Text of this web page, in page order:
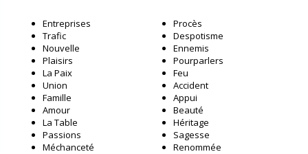
Entreprises
Trafic
Nouvelle
Plaisirs
La Paix
Union
Famille
Amour
La Table
Passions
Méchanceté
Procès
Despotisme
Ennemis
Pourparlers
Feu
Accident
Appui
Beauté
Héritage
Sagesse
Renommée